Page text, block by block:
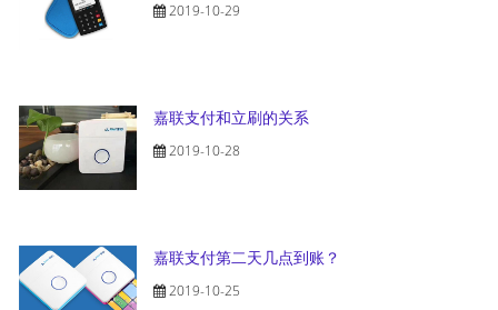
2019-10-29
嘉联支付和立刷的关系
2019-10-28
嘉联支付第二天几点到账？
2019-10-25